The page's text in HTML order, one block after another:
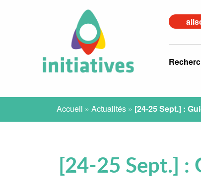
Accueil »Actualités » [24-25 Sept.] :
[24-25 Sept.] :